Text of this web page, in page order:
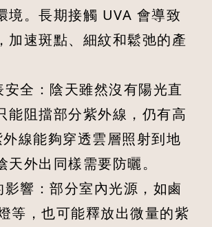
境。長期接觸 UVA 會導致
加速斑點、細紋和鬆弛的產
安全：陰天雖然沒有陽光直
能阻擋部分紫外線，仍有高
線能夠穿透雲層照射到地
天外出同樣需要防曬。
影響：部分室內光源，如鹵
等，也可能釋放出微量的紫